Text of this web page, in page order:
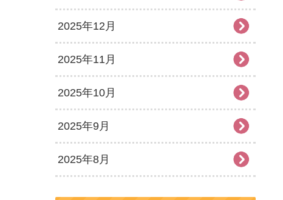
2025年12月
2025年11月
2025年10月
2025年9月
2025年8月